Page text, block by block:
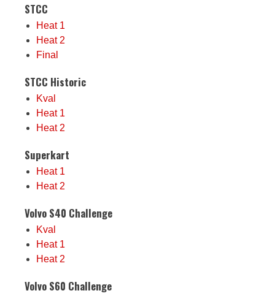
STCC
Heat 1
Heat 2
Final
STCC Historic
Kval
Heat 1
Heat 2
Superkart
Heat 1
Heat 2
Volvo S40 Challenge
Kval
Heat 1
Heat 2
Volvo S60 Challenge